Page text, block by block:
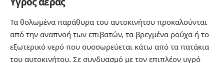
Τα θολωμένα παράθυρα του αυτοκινήτου προκαλούνται
από την αναπνοή των επιβατών, τα βρεγμένα ρούχα ή το
εξωτερικό νερό που συσσωρεύεται κάτω από τα πατάκια
του αυτοκινήτου. Σε συνδυασμό με τον επιπλέον υγρό